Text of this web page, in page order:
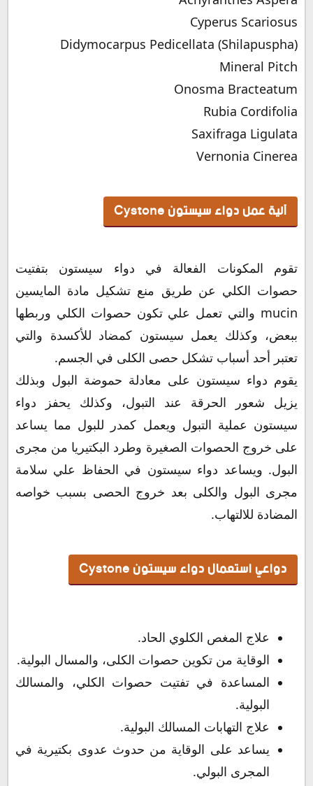
Cyperus Scariosus
(Didymocarpus Pedicellata (Shilapuspha
Mineral Pitch
Onosma Bracteatum
Rubia Cordifolia
Saxifraga Ligulata
Vernonia Cinerea
آلية عمل دواء سيستون Cystone
تقوم المكونات الفعالة في دواء سيستون بتفتيت
حصوات الكلي عن طريق منع تشكيل مادة المايسين
mucin والتي تعمل علي تكون حصوات الكلي وربطها
ببعض، وكذلك يعمل سيستون كمضاد للأكسدة والتي
تعتبر أحد أسباب تشكل حصى الكلى في الجسم.
يقوم دواء سيستون على معادلة حموضة البول وبذلك
يزيل شعور الحرقة عند التبول، وكذلك يحفز دواء
سيستون عملية التبول ويعمل كمدر للبول مما يساعد
على خروج الحصوات الصغيرة وطرد البكتيريا من مجرى
البول. ويساعد دواء سيستون في الحفاظ علي سلامة
مجرى البول والكلى بعد خروج الحصى بسبب خواصه
المضادة للالتهاب.
دواعي استعمال دواء سيستون Cystone
علاج المغص الكلوي الحاد.
الوقاية من تكوين حصوات الكلى، والمسال البولية.
المساعدة في تفتيت حصوات الكلي، والمسالك
البولية.
علاج التهابات المسالك البولية.
يساعد على الوقاية من حدوث عدوى بكتيرية في
المجرى البولي.